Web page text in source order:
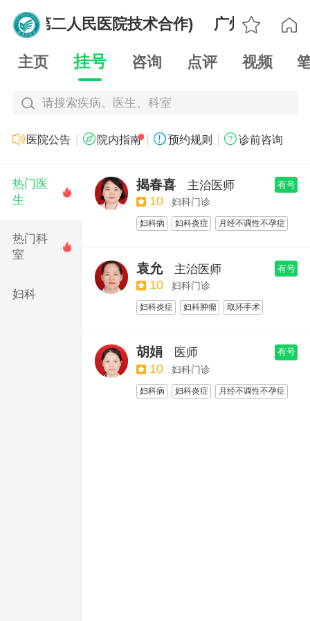
省第二人民医院技术合作) 广州紫荆医院
 
主页 挂号 咨询 点评 视频
请搜索疾病、医生、科室
 医院公告  院内指南 预约规则 诊前咨询
热门医
生

热门科
室

妇科
揭春喜 主治医师 有号
10 妇科门诊
妇科病 妇科炎症
月经不调性不孕症
袁允 主治医师 有号
10 妇科门诊
妇科炎症 妇科肿瘤
取环手术
胡娟 医师 有号
10 妇科门诊
妇科病 妇科炎症
月经不调性不孕症